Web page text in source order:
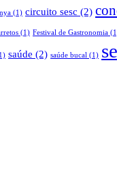
(1) circuito sesc (2)
(1) Festival de Gastronomia
saúde (2) saúde bucal (1)